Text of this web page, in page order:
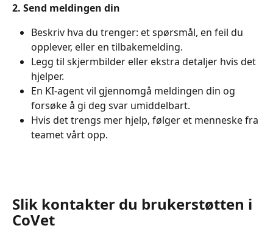
2. Send meldingen din
Beskriv hva du trenger: et spørsmål, en feil du
opplever, eller en tilbakemelding.
Legg til skjermbilder eller ekstra detaljer hvis det
hjelper.
En KI-agent vil gjennomgå meldingen din og
forsøke å gi deg svar umiddelbart.
Hvis det trengs mer hjelp, følger et menneske fra
teamet vårt opp.
Slik kontakter du brukerstøtten i
CoVet